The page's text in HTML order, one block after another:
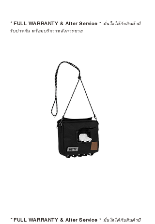
*FULL WARRANTY & After Service * มั่นใจได้กับสินค้ามี
รับประกัน พร้อมบริการหลังการขาย
*FULL WARRANTY & After Service * มั่นใจได้กับสินค้ามี